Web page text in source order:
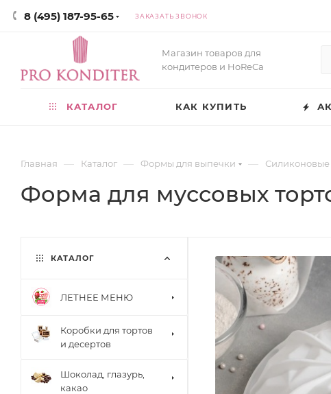
8 (495) 187-95-65 ЗАКАЗАТЬ ЗВОНОК
Магазин товаров для
кондитеров и HoReCa
КАТАЛОГ КАК КУПИТЬ
Главная — Каталог — Формы для выпечки —
Форма для муссовых
КАТАЛОГ
ЛЕТНЕЕ МЕНЮ
Коробки для тортов
и десертов
Шоколад, глазурь,
какао